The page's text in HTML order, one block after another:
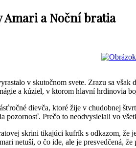
Amari a Noční bratia
v skutočnom svete. Zrazu sa
a kúziel, v ktorom hlavní hrdinovia
dievča, ktoré žije v chudobnej
pozornosť. Prečo to neodvysielali vo
skrini tikajúci kufrík s odkazom, že
netuší, o čo ide, ale je presvedčená,